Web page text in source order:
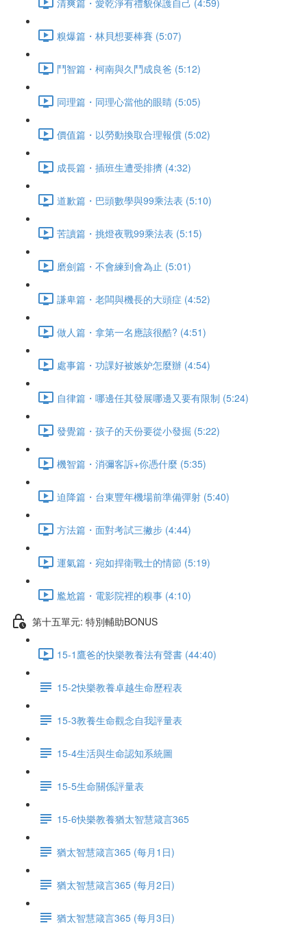
糗爆篇・林貝想要棒賽 (5:07)
鬥智篇・柯南與久鬥成良爸 (5:12)
同理篇・同理心當他的眼睛 (5:05)
價值篇・以勞動換取合理報償 (5:02)
成長篇・插班生遭受排擠 (4:32)
道歉篇・巴頭數學與99乘法表 (5:10)
苦讀篇・挑燈夜戰99乘法表 (5:15)
磨劍篇・不會練到會為止 (5:01)
謙卑篇・老闆與機長的大頭症 (4:52)
做人篇・拿第一名應該很酷? (4:51)
處事篇・功課好被嫉妒怎麼辦 (4:54)
自律篇・哪邊任其發展哪邊又要有限制 (5:24)
發覺篇・孩子的天份要從小發掘 (5:22)
機智篇・消彌客訴+你憑什麼 (5:35)
迫降篇・台東豐年機場前準備彈射 (5:40)
方法篇・面對考試三撇步 (4:44)
運氣篇・宛如捍衛戰士的情節 (5:19)
尷尬篇・電影院裡的糗事 (4:10)
第十五單元: 特別輔助BONUS
15-1鷹爸的快樂教養法有聲書 (44:40)
15-2快樂教養卓越生命歷程表
15-3教養生命觀念自我評量表
15-4生活與生命認知系統圖
15-5生命關係評量表
15-6快樂教養猶太智慧箴言365
猶太智慧箴言365 (每月1日)
猶太智慧箴言365 (每月2日)
猶太智慧箴言365 (每月3日)